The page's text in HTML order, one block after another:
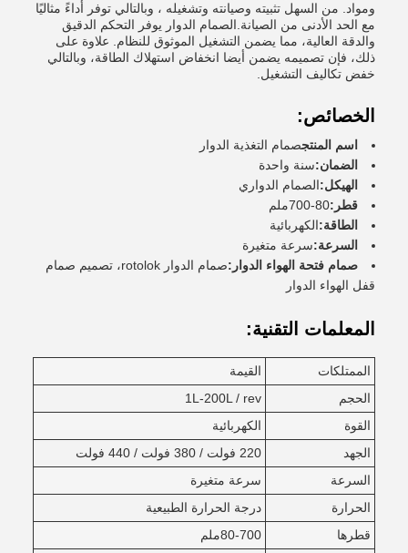
ومواد. من السهل تثبيته وصيانته وتشغيله ، وبالتالي توفر أداءً مثاليًا
مع الحد الأدنى من الصيانة.الصمام الدوار يوفر التحكم الدقيق
والدقة العالية، مما يضمن التشغيل الموثوق للنظام. علاوة على
ذلك، فإن تصميمه يضمن أيضا انخفاض استهلاك الطاقة، وبالتالي
خفض تكاليف التشغيل.
الخصائص:
اسم المنتجصمام التغذية الدوار
الضمان:سنة واحدة
الهيكل:الصمام الدواري
قطر:80-700ملم
الطاقة:الكهربائية
السرعة:سرعة متغيرة
صمام فتحة الهواء الدوار:
صمام الدوار rotolok، تصميم صمام
قفل الهواء الدوار
المعلمات التقنية:
الممتلكات
القيمة
الحجم
1L-200L / rev
القوة
الكهربائية
الجهد
220 فولت / 380 فولت / 440 فولت
السرعة
سرعة متغيرة
الحرارة
درجة الحرارة الطبيعية
قطرها
80-700ملم